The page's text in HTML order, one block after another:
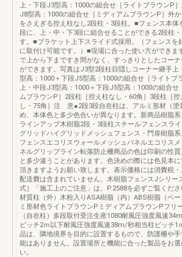
上・下段J3型高：1000の組合せ［ライトブラウンP
J8型高：1000の組合せ［ミディアムブラウンP］外
をさえぎる控え柱なし2段柱・3段柱。■フェンス本体
段に、上・中・下3段に組合せることができる2段柱
す。■ブラケット上下スライド式採用。（フェンスを
に取付け可能です。）■現場に合った使い方ができま
で上から下まですき間がなく、すっきりとしたコーナ
ができます。写真はJ3型2段柱目隠しコーナー継手上
型高：1000＋下段J5型高：1000の組合せ［ライトブ
上・中段J3型高：1000＋下段J5型高：1000の組合せ
ムブラウンP］2段柱［控え柱なし・60角］3段柱［控
し・75角］注 意●2段3段自在柱は、アルミ形材（塗
め、本体色と多少色合いが異なります。新商品樹脂系
ラインアップ木樹脂2段・3段柱スチールフェンスラ
グリッドハイグリッドメッシュフェンス・門扉樹脂
フェンスエコリスウォールメッシュパネルエコリス
ネルグリップライン転落防止柵商品の色は印刷の性質
と多少違うことがあります。色決めの際には色見本
頂きますようお願い致します。表示価格には消費税・
配送費は含まれていません。木樹脂フェンスJシリー
式］「施工上のご注意」は、P.2588を必ずご覧くだ
材質柱（外）木粉入りASA樹脂（内）ABS樹脂（ベ
ミ形材色ライトブラウンPミディアムブラウンPフリ
（自在柱）多段取付受注生産1080耐風圧強度風速
ピッチ2ｍ以下耐風圧強度風速38m/秒相当柱ピッチ1
品は、隣地境界を目的に設置するもので、防護柵や
能はありません。設置場所と機能に合った製品をお選
い。